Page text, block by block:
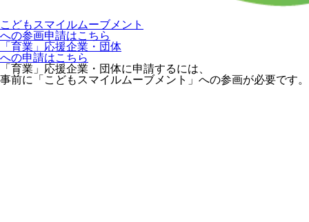
こどもスマイルムーブメント
への参画申請はこちら
「育業」応援企業・団体
への申請はこちら
「育業」応援企業・団体に申請するには、
事前に「こどもスマイルムーブメント」への参画が必要です。